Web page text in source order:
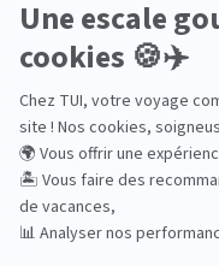
Actif
Adult only
Aventure